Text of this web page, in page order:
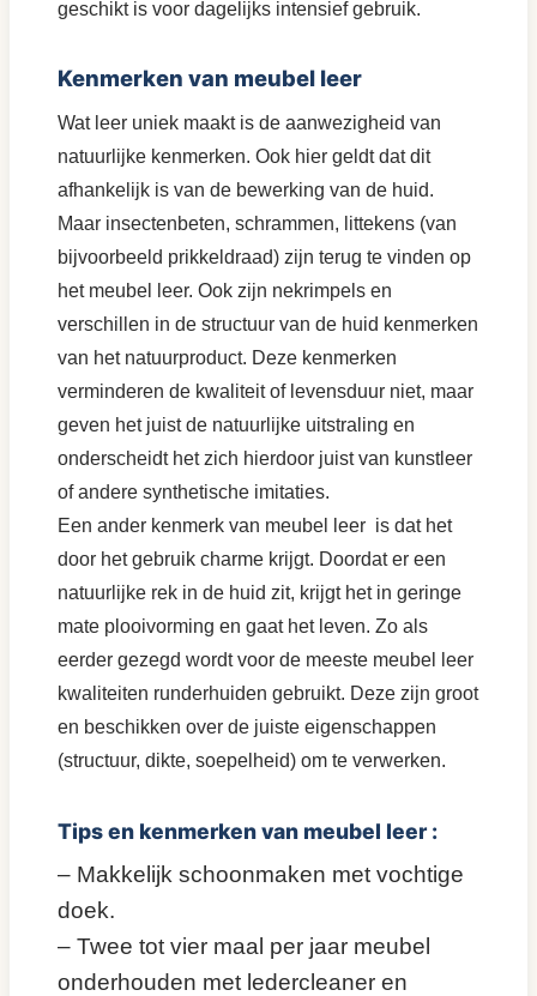
geschikt is voor dagelijks intensief gebruik.
Kenmerken van meubel leer
Wat leer uniek maakt is de aanwezigheid van
natuurlijke kenmerken. Ook hier geldt dat dit
afhankelijk is van de bewerking van de huid.
Maar insectenbeten, schrammen, littekens (van
bijvoorbeeld prikkeldraad) zijn terug te vinden op
het meubel leer. Ook zijn nekrimpels en
verschillen in de structuur van de huid kenmerken
van het natuurproduct. Deze kenmerken
verminderen de kwaliteit of levensduur niet, maar
geven het juist de natuurlijke uitstraling en
onderscheidt het zich hierdoor juist van kunstleer
of andere synthetische imitaties.
Een ander kenmerk van meubel leer is dat het
door het gebruik charme krijgt. Doordat er een
natuurlijke rek in de huid zit, krijgt het in geringe
mate plooivorming en gaat het leven. Zo als
eerder gezegd wordt voor de meeste meubel leer
kwaliteiten runderhuiden gebruikt. Deze zijn groot
en beschikken over de juiste eigenschappen
(structuur, dikte, soepelheid) om te verwerken.
Tips en kenmerken van meubel leer :
– Makkelijk schoonmaken met vochtige
doek.
– Twee tot vier maal per jaar meubel
onderhouden met ledercleaner en